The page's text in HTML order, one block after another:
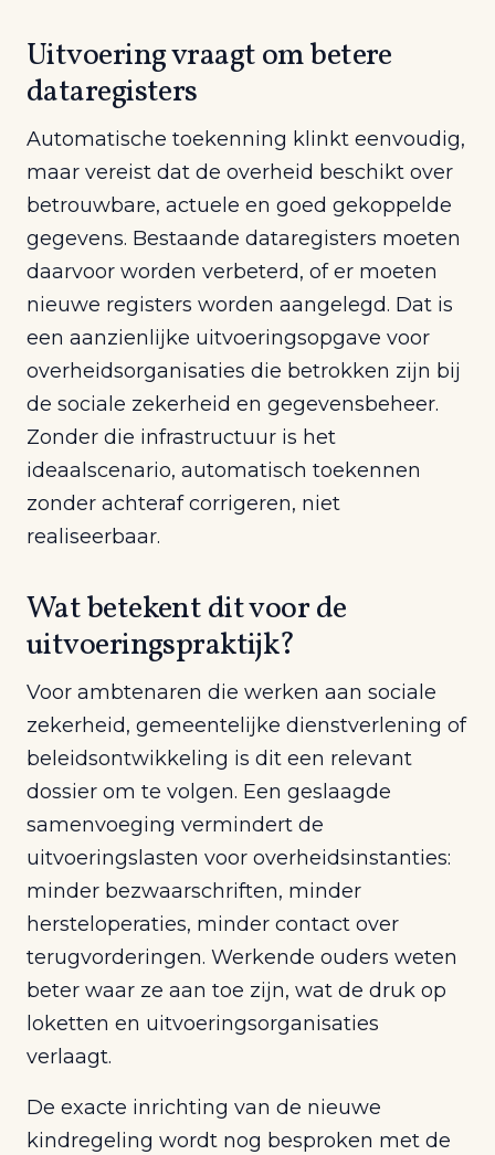
Uitvoering vraagt om betere
dataregisters
Automatische toekenning klinkt eenvoudig,
maar vereist dat de overheid beschikt over
betrouwbare, actuele en goed gekoppelde
gegevens. Bestaande dataregisters moeten
daarvoor worden verbeterd, of er moeten
nieuwe registers worden aangelegd. Dat is
een aanzienlijke uitvoeringsopgave voor
overheidsorganisaties die betrokken zijn bij
de sociale zekerheid en gegevensbeheer.
Zonder die infrastructuur is het
ideaalscenario, automatisch toekennen
zonder achteraf corrigeren, niet
realiseerbaar.
Wat betekent dit voor de
uitvoeringspraktijk?
Voor ambtenaren die werken aan sociale
zekerheid, gemeentelijke dienstverlening of
beleidsontwikkeling is dit een relevant
dossier om te volgen. Een geslaagde
samenvoeging vermindert de
uitvoeringslasten voor overheidsinstanties:
minder bezwaarschriften, minder
hersteloperaties, minder contact over
terugvorderingen. Werkende ouders weten
beter waar ze aan toe zijn, wat de druk op
loketten en uitvoeringsorganisaties
verlaagt.
De exacte inrichting van de nieuwe
kindregeling wordt nog besproken met de